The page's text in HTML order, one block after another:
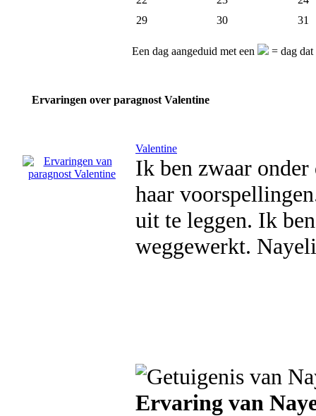
29
30 31
Een dag aangeduid met een = dag dat
Ervaringen over paragnost Valentine
Valentine
Ik ben zwaar
haar
uit te leggen. Ik
weggewerkt.
Ervaring van